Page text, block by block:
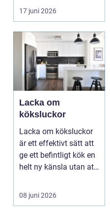
17 juni 2026
Lacka om
köksluckor
Lacka om köksluckor
är ett effektivt sätt att
ge ett befintligt kök en
helt ny känsla utan att
08 juni 2026